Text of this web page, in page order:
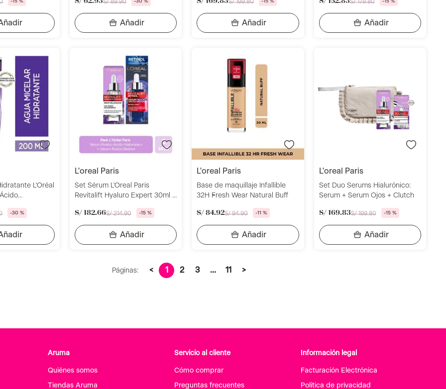
S/ 89.90
Revitalift 20 ml L'Oréal Paris
S/ 199.80 S/ 179.80
L'Oréal
-30 %
l'oreal paris
Set Sérum L'Oreal Paris
Revitalift Hyaluro Expert 30ml +
Revitalif 30ml
S/ 182.66S/ 214.90 -15 %
l'oreal paris
Base de maquillaje Infallible
32H Fresh Wear Natural Buff
S/ 84.92S/ 94.90 -11 %
l'oreal paris
Set Duo Serums Hialurónico:
Serum + Serum Ojos + Clutch
S/ 169.83S/ 199.80 -15 %
Páginas: < 1 2 3 ... 11 >
Aruma
Quiénes somos
Tiendas Aruma
Servicio al cliente
Cómo comprar
Preguntas frecuentes
Información legal
Facturación Electrónica
Política de privacidad